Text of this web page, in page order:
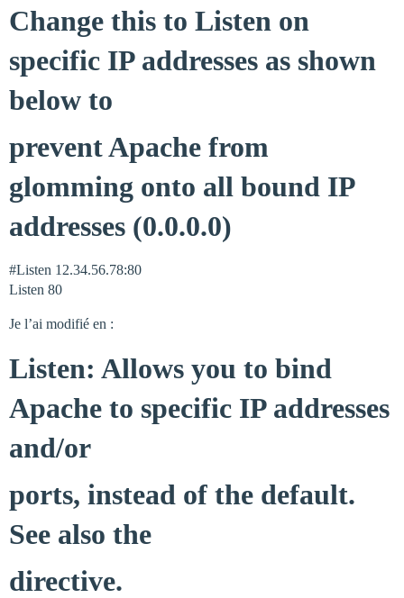
Change this to Listen on
specific IP addresses as shown
below to
prevent Apache from
glomming onto all bound IP
addresses (0.0.0.0)
#Listen 12.34.56.78:80
Listen 80
Je l’ai modifié en :
Listen: Allows you to bind
Apache to specific IP addresses
and/or
ports, instead of the default.
See also the
directive.